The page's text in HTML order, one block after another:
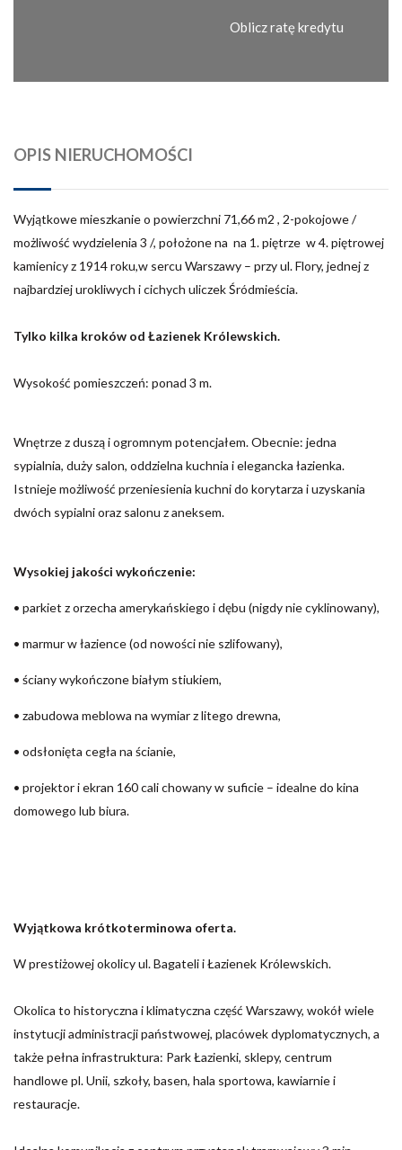
Oblicz ratę kredytu
OPIS NIERUCHOMOŚCI
Wyjątkowe mieszkanie o powierzchni 71,66 m2 , 2-pokojowe /
możliwość wydzielenia 3 /, położone na na 1. piętrze w 4. piętrowej
kamienicy z 1914 roku,w sercu Warszawy – przy ul. Flory, jednej z
najbardziej urokliwych i cichych uliczek Śródmieścia.
Tylko kilka kroków od Łazienek Królewskich.
Wysokość pomieszczeń: ponad 3 m.
Wnętrze z duszą i ogromnym potencjałem. Obecnie: jedna
sypialnia, duży salon, oddzielna kuchnia i elegancka łazienka.
Istnieje możliwość przeniesienia kuchni do korytarza i uzyskania
dwóch sypialni oraz salonu z aneksem.
Wysokiej jakości wykończenie:
• parkiet z orzecha amerykańskiego i dębu (nigdy nie cyklinowany),
• marmur w łazience (od nowości nie szlifowany),
• ściany wykończone białym stiukiem,
• zabudowa meblowa na wymiar z litego drewna,
• odsłonięta cegła na ścianie,
• projektor i ekran 160 cali chowany w suficie – idealne do kina
domowego lub biura.
Wyjątkowa krótkoterminowa oferta.
W prestiżowej okolicy ul. Bagateli i Łazienek Królewskich.
Okolica to historyczna i klimatyczna część Warszawy, wokół wiele
instytucji administracji państwowej, placówek dyplomatycznych, a
także pełna infrastruktura: Park Łazienki, sklepy, centrum
handlowe pl. Unii, szkoły, basen, hala sportowa, kawiarnie i
restauracje.